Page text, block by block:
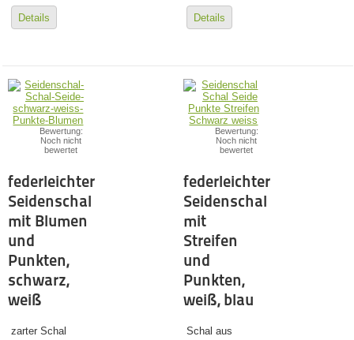
Details Details
Bewertung:
Noch nicht
bewertet
federleichter
Seidenschal
mit Blumen
und
Punkten,
schwarz,
weiß
zarter Schal
Bewertung:
Noch nicht
bewertet
federleichter
Seidenschal
mit
Streifen
und
Punkten,
weiß, blau
Schal aus